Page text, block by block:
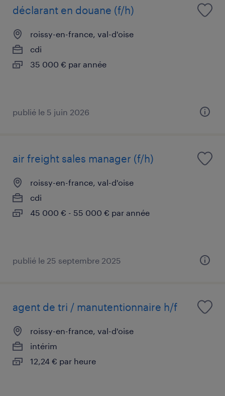
déclarant en douane (f/h)
roissy-en-france, val-d'oise
cdi
35 000 € par année
publié le 5 juin 2026
air freight sales manager (f/h)
roissy-en-france, val-d'oise
cdi
45 000 € - 55 000 € par année
publié le 25 septembre 2025
agent de tri / manutentionnaire h/f
roissy-en-france, val-d'oise
intérim
12,24 € par heure